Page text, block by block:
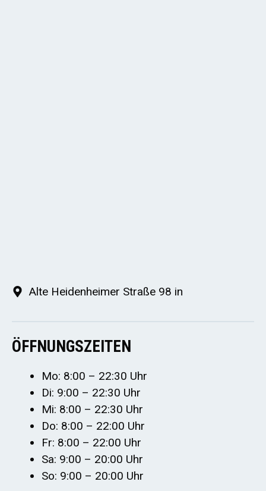
Alte Heidenheimer Straße 98 in
ÖFFNUNGSZEITEN
Mo: 8:00 – 22:30 Uhr
Di: 9:00 – 22:30 Uhr
Mi: 8:00 – 22:30 Uhr
Do: 8:00 – 22:00 Uhr
Fr: 8:00 – 22:00 Uhr
Sa: 9:00 – 20:00 Uhr
So: 9:00 – 20:00 Uhr